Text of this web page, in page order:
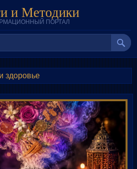
и Методики
ПОРТАЛ
здоровье